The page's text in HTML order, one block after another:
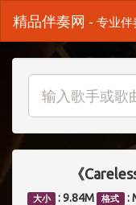
精品伴奏网 - 专业伴
《
大小 : 9.84M 格式 :